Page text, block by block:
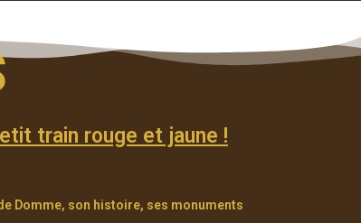
train rouge et jaune !
Domme, son histoire, ses monuments